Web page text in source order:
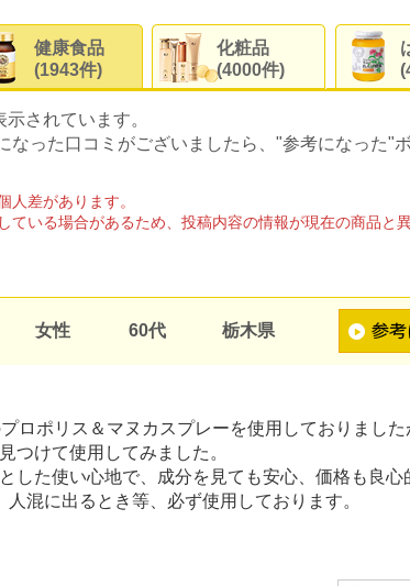
健康食品
(1943件)
化粧品
(4000件)
されています。
なった口コミがございましたら、"参考になった"
差があります。
いる場合があるため、投稿内容の情報が現在の商品と
女性 60代 栃木県
ロポリス＆マヌカスプレーを使用しておりました
つけて使用してみました。
した使い心地で、成分を見ても安心、価格も良心
混に出るとき等、必ず使用しております。